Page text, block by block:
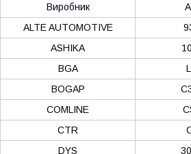
Виробник
ALTE AUTOMOTIVE
ASHIKA
BGA
BOGAP
COMLINE
CTR
DYS